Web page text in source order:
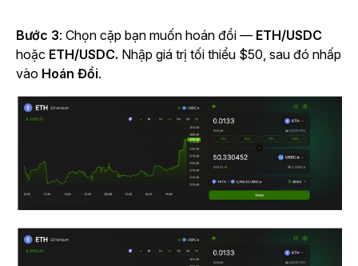
Bước 3: Chọn cặp bạn muốn hoán đổi — ETH/USDC
hoặc ETH/USDC. Nhập giá trị tối thiểu $50, sau đó nhấp
vào Hoán Đổi.